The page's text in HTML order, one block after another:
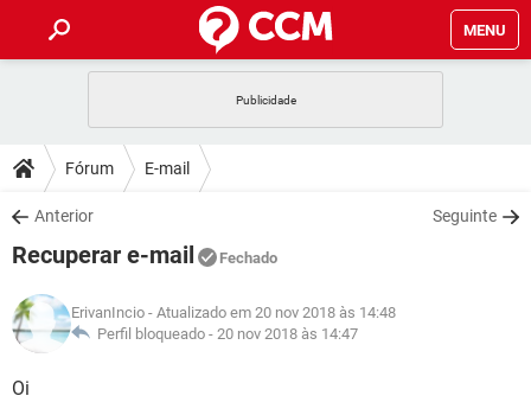
MENU
CELULAR
OUTLOOK
INSTAGRAM
GUIA DE COMPRAS
DICAS
JOGOS
INSTAGRAM GMAIL
GUIA DE COMPRAS
DOWNLOADS
JOGOS
CELULAR
OUTLOOK EXCEL
INSTAGRAM
FÓRUM
JOGOS WHATSAPP
CELULAR
OUTLOOK
GLOSSÁRIO
JOGOS
Fórum E-mail
Anterior Seguinte
Recuperar e-mail Fechado
ErivanIncio - Atualizado em 20 nov 2018 às 14:48
Perfil bloqueado - 20 nov 2018 às 14:47
Oi